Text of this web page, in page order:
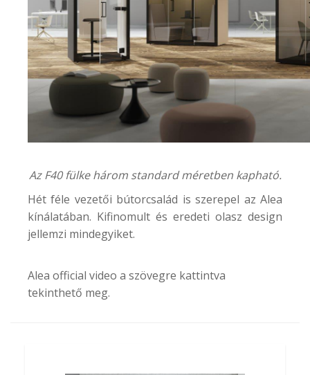
Az F40 fülke három standard méretben kapható.
Hét féle vezetői bútorcsalád is szerepel az Alea
kínálatában. Kifinomult és eredeti olasz design
jellemzi mindegyiket.
Alea official video a szövegre kattintva
tekinthető meg.